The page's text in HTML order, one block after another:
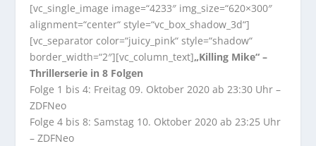
[vc_single_image image=“4233″ img_size=“620×300″
alignment=“center“ style=“vc_box_shadow_3d“]
[vc_separator color=“juicy_pink“ style=“shadow“
border_width=“2″][vc_column_text]„Killing Mike“ –
Thrillerserie in 8 Folgen
Folge 1 bis 4: Freitag 09. Oktober 2020 ab 23:30 Uhr –
ZDFNeo
Folge 4 bis 8: Samstag 10. Oktober 2020 ab 23:25 Uhr
– ZDFNeo